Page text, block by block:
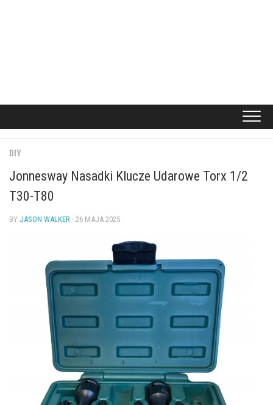
DIY
Jonnesway Nasadki Klucze Udarowe Torx 1/2
T30-T80
BY JASON WALKER · 26 MAJA 2025